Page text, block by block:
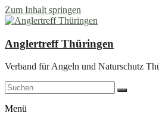
Zum Inhalt springen
Anglertreff Thüringen
Verband für Angeln und Naturschutz
Menü